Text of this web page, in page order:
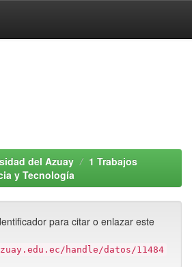
del Azuay
1 Trabajos
y Tecnología
para citar o enlazar este
handle/datos/11484